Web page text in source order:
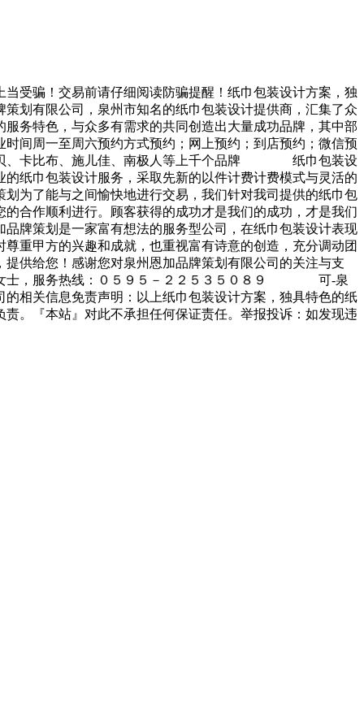
受骗！交易前请仔细阅读防骗提醒！纸巾包装设计方案，独
有限公司，泉州市知名的纸巾包装设计提供商，汇集了众
务特色，与众多有需求的共同创造出大量成功品牌，其中部
间周一至周六预约方式预约；网上预约；到店预约；微信预
乐贝、卡比布、施儿佳、南极人等上千个品牌 纸巾包装设
巾包装设计服务，采取先新的以件计费计费模式与灵活的
了能与之间愉快地进行交易，我们针对我司提供的纸巾包
合作顺利进行。顾客获得的成功才是我们的成功，才是我们
划是一家富有想法的服务型公司，在纸巾包装设计表现
重甲方的兴趣和成就，也重视富有诗意的创造，充分调动团
给您！感谢您对泉州恩加品牌策划有限公司的关注与支
赖女士，服务热线：０５９５－２２５３５０８９ 可-泉
相关信息免责声明：以上纸巾包装设计方案，独具特色的纸
。『本站』对此不承担任何保证责任。举报投诉：如发现违